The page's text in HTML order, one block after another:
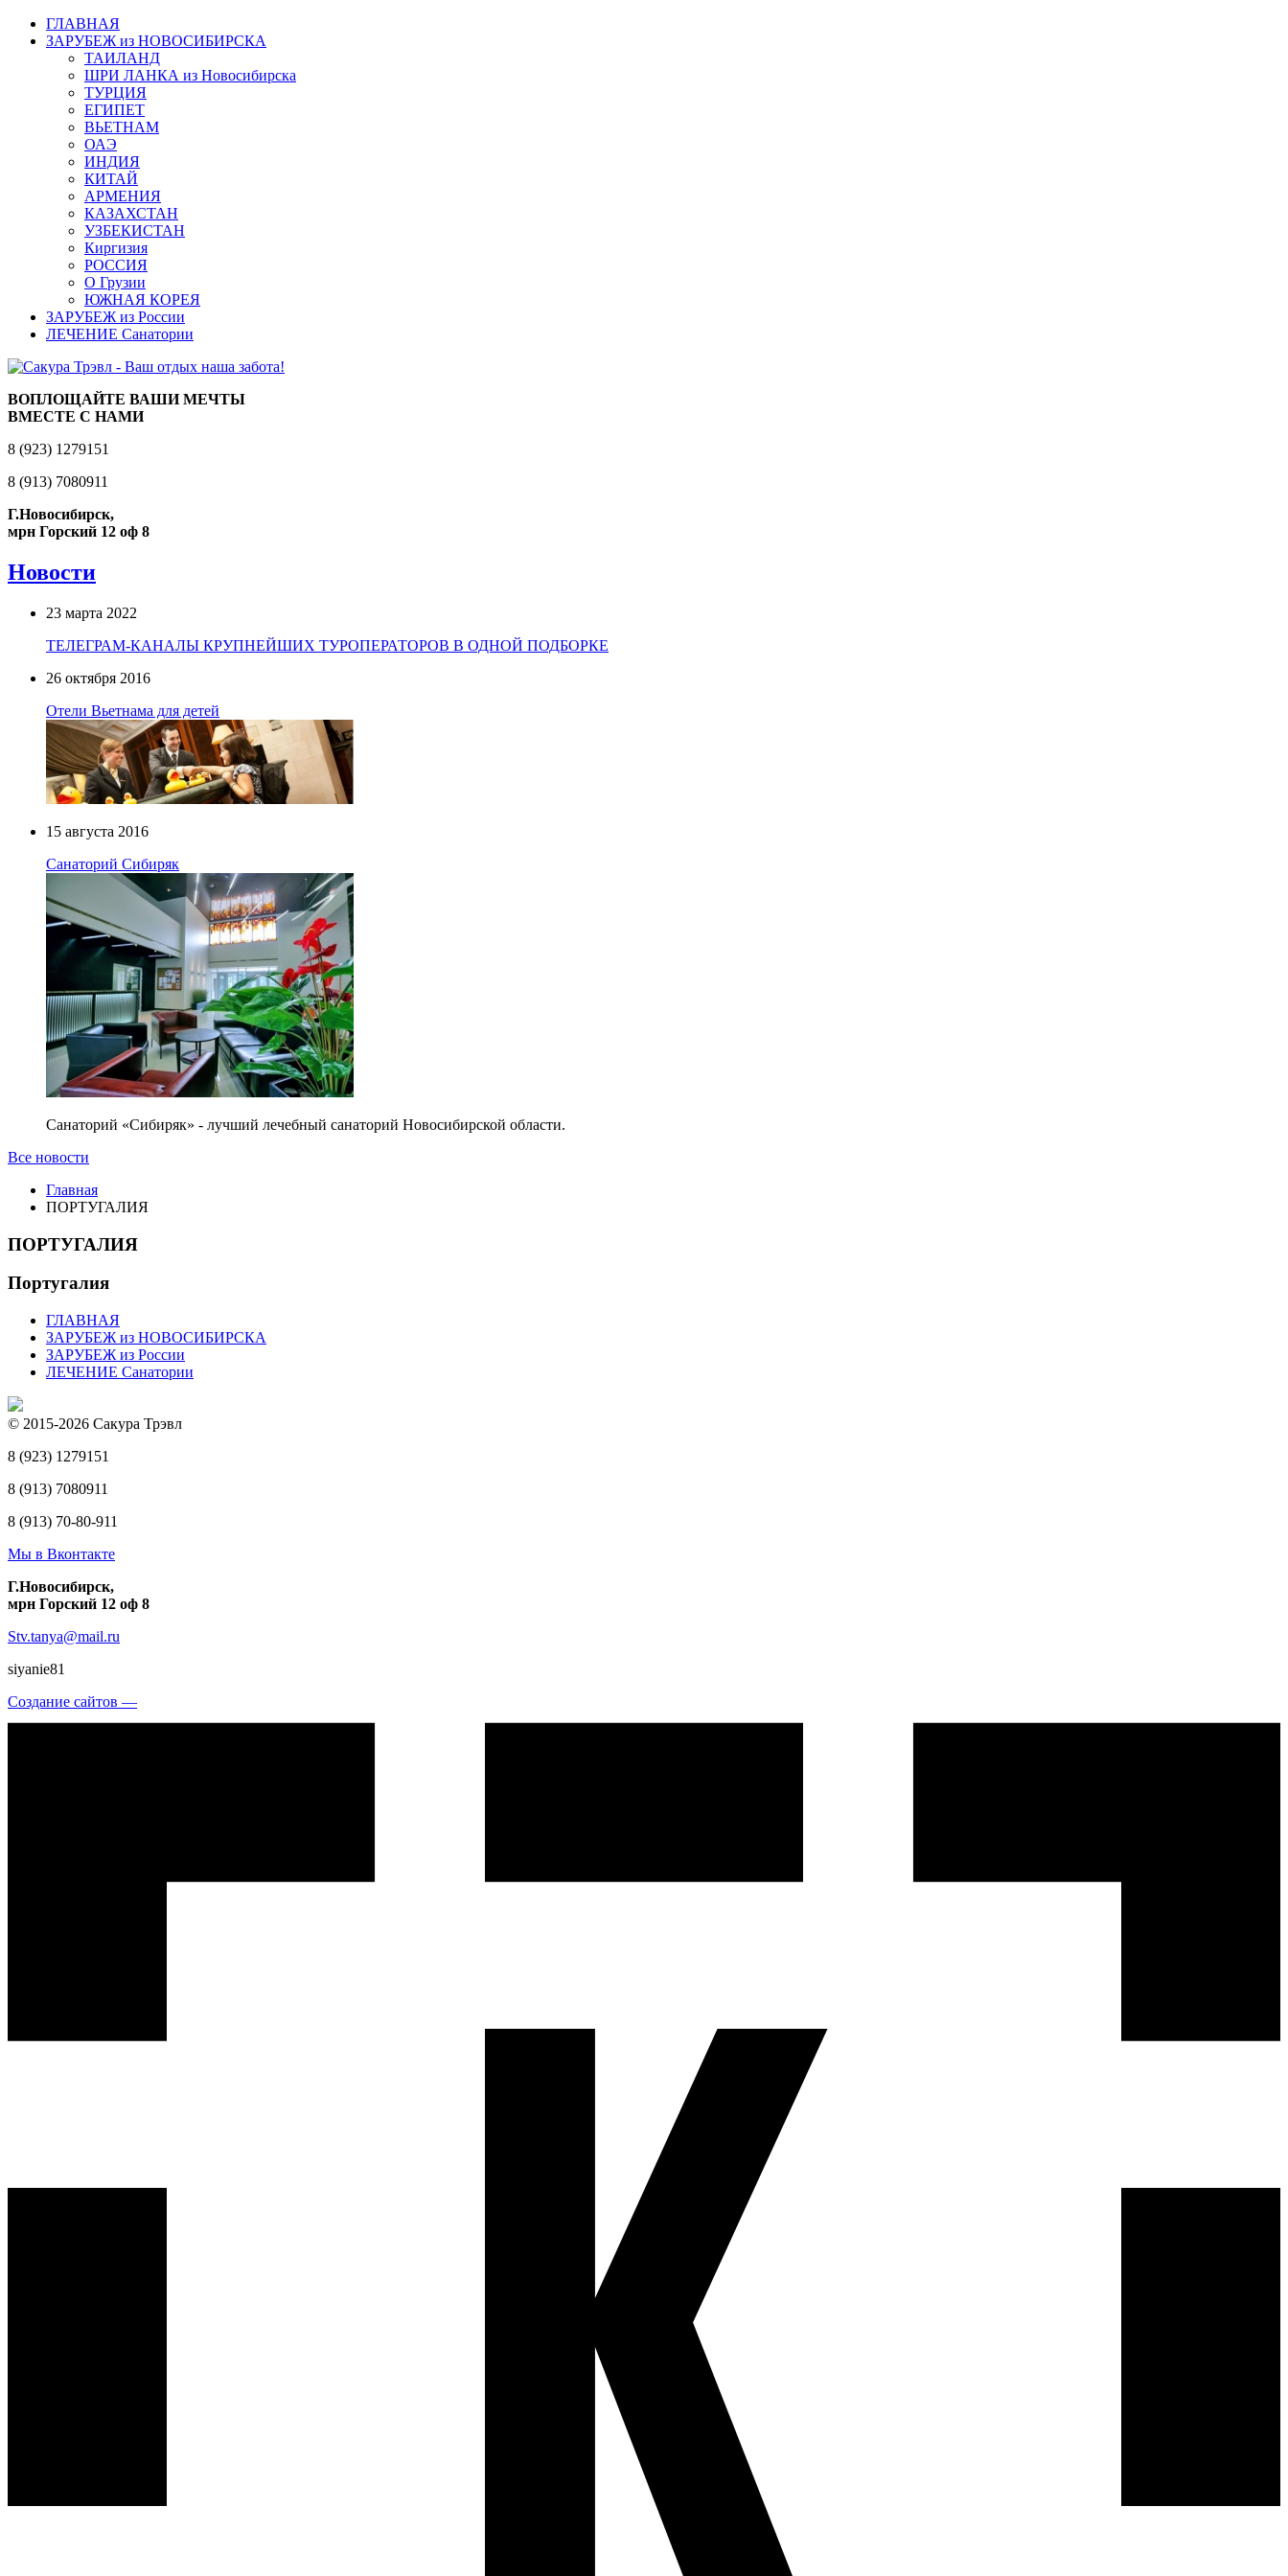
ГЛАВНАЯ
ЗАРУБЕЖ из НОВОСИБИРСКА
ТАИЛАНД
ШРИ ЛАНКА из Новосибирска
ТУРЦИЯ
ЕГИПЕТ
ВЬЕТНАМ
ОАЭ
ИНДИЯ
КИТАЙ
АРМЕНИЯ
КАЗАХСТАН
УЗБЕКИСТАН
Киргизия
РОССИЯ
О Грузии
ЮЖНАЯ КОРЕЯ
ЗАРУБЕЖ из России
ЛЕЧЕНИЕ Санатории
ВОПЛОЩАЙТЕ ВАШИ МЕЧТЫ
ВМЕСТЕ С НАМИ
8 (923) 1279151
8 (913) 7080911
Г.Новосибирск,
мрн Горский 12 оф 8
Новости
23 марта 2022
ТЕЛЕГРАМ-КАНАЛЫ КРУПНЕЙШИХ ТУРОПЕРАТОРОВ В ОДНОЙ ПОДБОРКЕ
26 октября 2016
Отели Вьетнама для детей
15 августа 2016
Санаторий Сибиряк
Санаторий «Сибиряк» - лучший лечебный санаторий Новосибирской области.
Все новости
Главная
ПОРТУГАЛИЯ
ПОРТУГАЛИЯ
Португалия
ГЛАВНАЯ
ЗАРУБЕЖ из НОВОСИБИРСКА
ЗАРУБЕЖ из России
ЛЕЧЕНИЕ Санатории
© 2015-2026 Сакура Трэвл
8 (923) 1279151
8 (913) 7080911
8 (913) 70-80-911
Мы в Вконтакте
Г.Новосибирск,
мрн Горский 12 оф 8
Stv.tanya@mail.ru
siyanie81
Создание сайтов —